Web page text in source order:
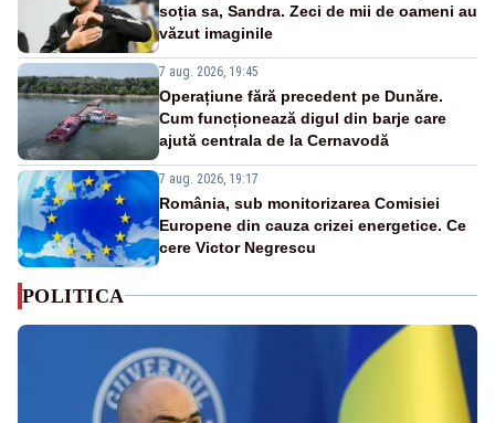
soția sa, Sandra. Zeci de mii de oameni au
văzut imaginile
7 aug. 2026, 19:45
Operațiune fără precedent pe Dunăre.
Cum funcționează digul din barje care
ajută centrala de la Cernavodă
7 aug. 2026, 19:17
România, sub monitorizarea Comisiei
Europene din cauza crizei energetice. Ce
cere Victor Negrescu
POLITICA